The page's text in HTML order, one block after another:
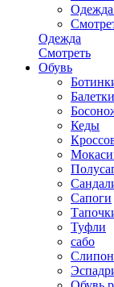
Одежда
Одежда
Смотреть
Обувь
Балетки
Кеды
Сапоги
Туфли
сабо